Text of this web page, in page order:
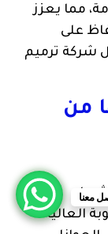
مما يعزز
على
شركة ترميم
من
على
العالية.
معنا